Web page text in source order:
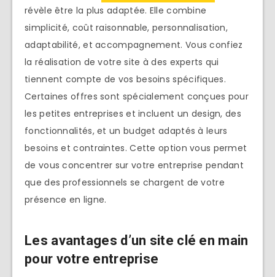
révèle être la plus adaptée. Elle combine
simplicité, coût raisonnable, personnalisation,
adaptabilité, et accompagnement. Vous confiez
la réalisation de votre site à des experts qui
tiennent compte de vos besoins spécifiques.
Certaines offres sont spécialement conçues pour
les petites entreprises et incluent un design, des
fonctionnalités, et un budget adaptés à leurs
besoins et contraintes. Cette option vous permet
de vous concentrer sur votre entreprise pendant
que des professionnels se chargent de votre
présence en ligne.
Les avantages d’un site clé en main
pour votre entreprise